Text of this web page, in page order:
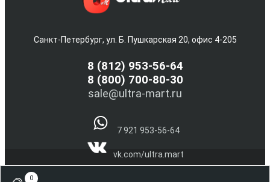
Санкт-Петербург, ул. Б. Пушкарская 20, офис 4-205
8 (812) 953-56-64
8 (800) 700-80-30
sale@ultra-mart.ru
7 921 953-56-64
vk.com/ultra.mart
0